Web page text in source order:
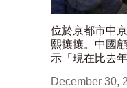
位於京都市中
熙攘攘。中國
示「現在比去
December 30,